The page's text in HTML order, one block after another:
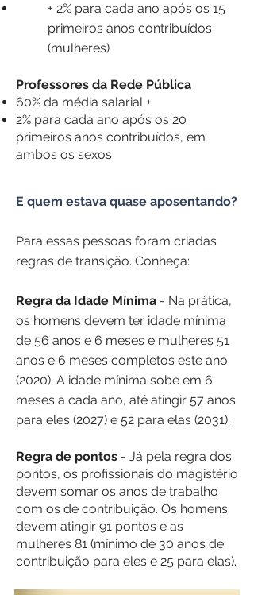
+ 2% para cada ano após os 15
primeiros anos contribuídos
(mulheres)
Professores da Rede Pública
60% da média salarial +
2% para cada ano após os 20
primeiros anos contribuídos, em
ambos os sexos
E quem estava quase aposentando?
Para essas pessoas foram criadas
regras de transição. Conheça:
Regra da Idade Mínima - Na prática,
os homens devem ter idade mínima
de 56 anos e 6 meses e mulheres 51
anos e 6 meses completos este ano
(2020). A idade mínima sobe em 6
meses a cada ano, até atingir 57 anos
para eles (2027) e 52 para elas (2031).
Regra de pontos - Já pela regra dos
pontos, os profissionais do magistério
devem somar os anos de trabalho
com os de contribuição. Os homens
devem atingir 91 pontos e as
mulheres 81 (mínimo de 30 anos de
contribuição para eles e 25 para elas).